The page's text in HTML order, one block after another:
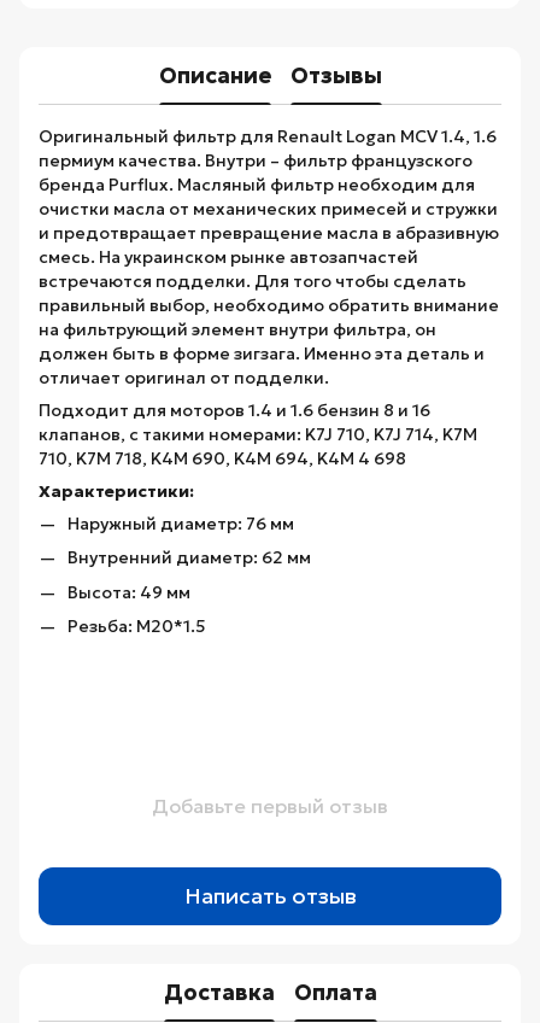
Описание Отзывы
Оригинальный фильтр для Renault Logan MCV 1.4, 1.6
пермиум качества. Внутри – фильтр французского
бренда Purflux. Масляный фильтр необходим для
очистки масла от механических примесей и стружки
и предотвращает превращение масла в абразивную
смесь. На украинском рынке автозапчастей
встречаются подделки. Для того чтобы сделать
правильный выбор, необходимо обратить внимание
на фильтрующий элемент внутри фильтра, он
должен быть в форме зигзага. Именно эта деталь и
отличает оригинал от подделки.
Подходит для моторов 1.4 и 1.6 бензин 8 и 16
клапанов, с такими номерами: K7J 710, K7J 714, K7M
710, K7M 718, K4M 690, K4M 694, K4M 4 698
Характеристики:
Наружный диаметр: 76 мм
Внутренний диаметр: 62 мм
Высота: 49 мм
Резьба: М20*1.5
Добавьте первый отзыв
Написать отзыв
Доставка Оплата